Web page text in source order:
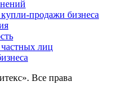
продажи бизнеса
лиц
Все права